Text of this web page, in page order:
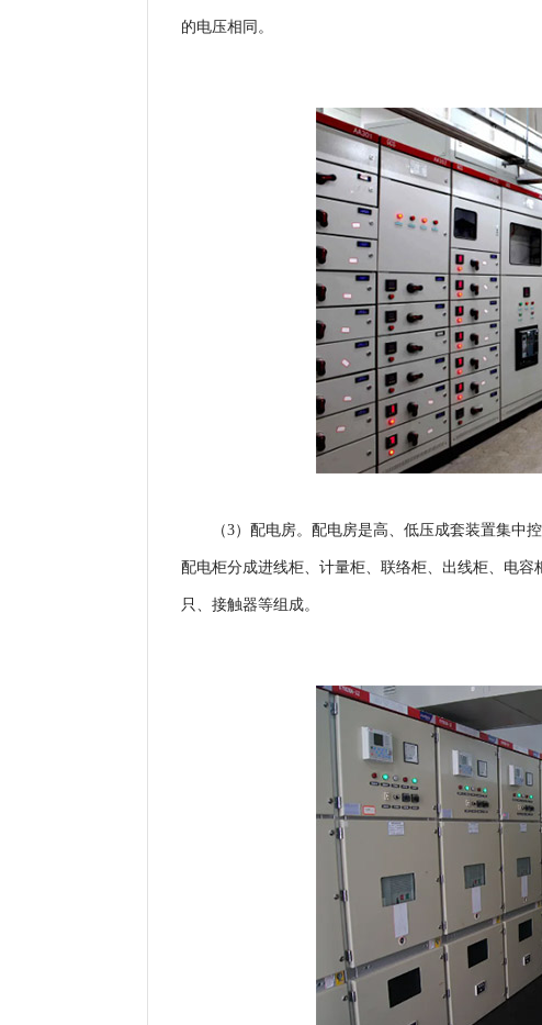
的电压相同。
（3）配电房。配电房是高、低压成套装置集中
配电柜分成进线柜、计量柜、联络柜、出线柜、电
只、接触器等组成。